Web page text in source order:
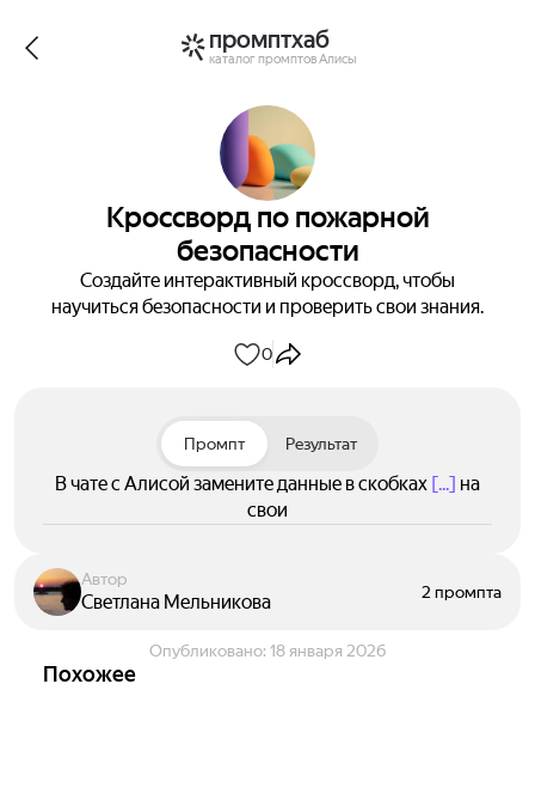
промптхаб
каталог промптов Алисы
Кроссворд по пожарной
безопасности
Создайте интерактивный кроссворд, чтобы
научиться безопасности и проверить свои знания.
0
Промпт Результат
В чате с Алисой замените данные в скобках [...] на
свои
Автор
Светлана Мельникова 2 промпта
Опубликовано: 18 января 2026
Похожее